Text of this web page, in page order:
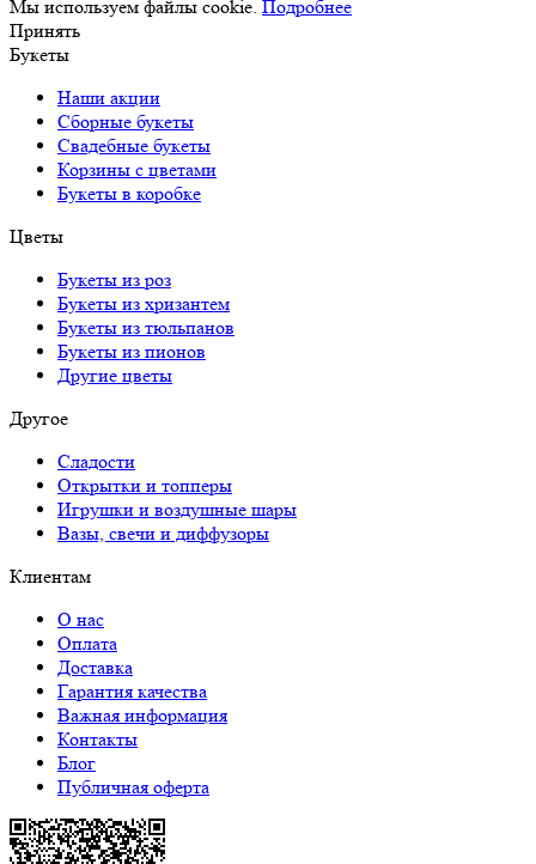
Мы используем файлы cookie. Подробнее
Принять
Букеты
Наши акции
Сборные букеты
Свадебные букеты
Корзины с цветами
Букеты в коробке
Цветы
Букеты из роз
Букеты из хризантем
Букеты из тюльпанов
Букеты из пионов
Другие цветы
Другое
Сладости
Открытки и топперы
Игрушки и воздушные шары
Вазы, свечи и диффузоры
Клиентам
О нас
Оплата
Доставка
Гарантия качества
Важная информация
Контакты
Блог
Публичная оферта